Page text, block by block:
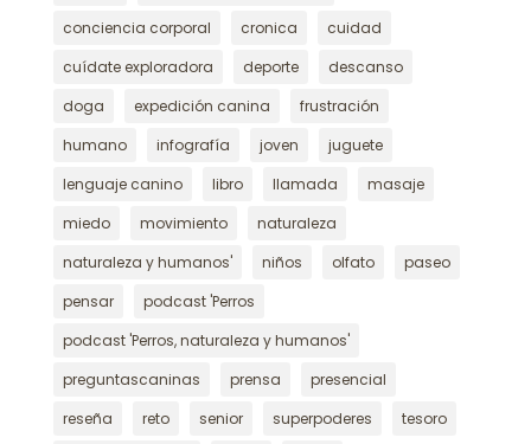
conciencia corporal
cronica
cuidad
cuídate exploradora
deporte
descanso
doga
expedición canina
frustración
humano
infografía joven
juguete
lenguaje canino
libro llamada
masaje
miedo
movimiento
naturaleza
naturaleza y humanos'
niños olfato
paseo
pensar
podcast 'Perros
podcast 'Perros, naturaleza y humanos'
preguntascaninas
prensa
presencial
reseña
reto senior superpoderes
tesoro